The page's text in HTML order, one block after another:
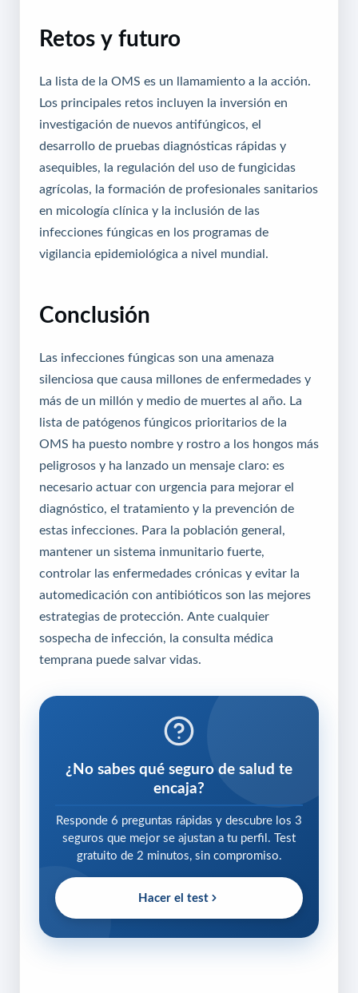
Retos y futuro
La lista de la OMS es un llamamiento a la acción.
Los principales retos incluyen la inversión en
investigación de nuevos antifúngicos, el
desarrollo de pruebas diagnósticas rápidas y
asequibles, la regulación del uso de fungicidas
agrícolas, la formación de profesionales sanitarios
en micología clínica y la inclusión de las
infecciones fúngicas en los programas de
vigilancia epidemiológica a nivel mundial.
Conclusión
Las infecciones fúngicas son una amenaza
silenciosa que causa millones de enfermedades y
más de un millón y medio de muertes al año. La
lista de patógenos fúngicos prioritarios de la
OMS ha puesto nombre y rostro a los hongos más
peligrosos y ha lanzado un mensaje claro: es
necesario actuar con urgencia para mejorar el
diagnóstico, el tratamiento y la prevención de
estas infecciones. Para la población general,
mantener un sistema inmunitario fuerte,
controlar las enfermedades crónicas y evitar la
automedicación con antibióticos son las mejores
estrategias de protección. Ante cualquier
sospecha de infección, la consulta médica
temprana puede salvar vidas.
¿No sabes qué seguro de salud te
encaja?
Responde 6 preguntas rápidas y descubre los 3
seguros que mejor se ajustan a tu perfil. Test
gratuito de 2 minutos, sin compromiso.
Hacer el test